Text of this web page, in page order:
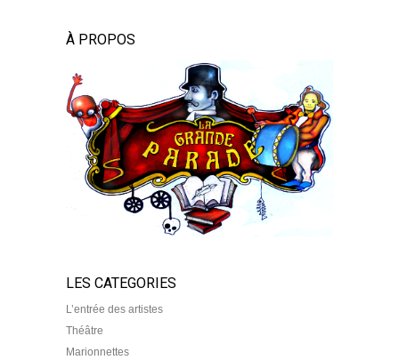
À PROPOS
LES CATEGORIES
L’entrée des artistes
Théâtre
Marionnettes